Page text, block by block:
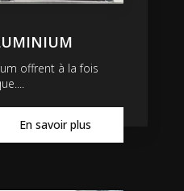
offrent à la fois
En savoir plus